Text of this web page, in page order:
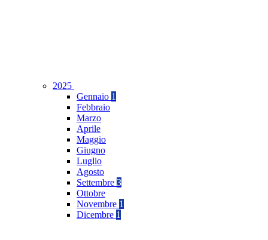
2025
Gennaio 1
Febbraio
Marzo
Aprile
Maggio
Giugno
Luglio
Agosto
Settembre 3
Ottobre
Novembre 1
Dicembre 1